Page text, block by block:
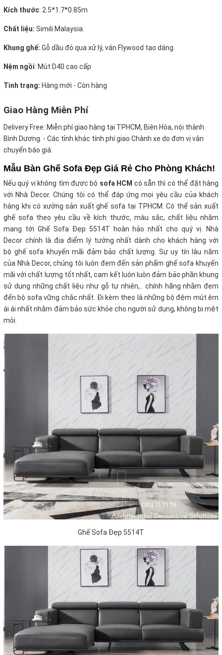
Kích thước: 2.5*1.7*0.85m
Chất liệu: Simili Malaysia.
Khung ghế: Gỗ dầu đỏ qua xử lý, ván Flywood tạo dáng.
Nệm ngồi: Mút D40 cao cấp
Tình trạng: Hàng mới - Còn hàng
Giao Hàng Miễn Phí
Delivery Free: Miễn phí giao hàng tại TPHCM, Biên Hòa, nội thành
Bình Dương. - Các tỉnh khác tính phí giao Chành xe do đơn vị vận
chuyển báo giá.
Mẫu Bàn Ghế Sofa Đẹp Giá Rẻ Cho Phòng Khách!
Nếu quý vị không tìm được bộ sofa HCM có sẵn thì có thể đặt hàng
với Nhà Decor. Chúng tôi có thể đáp ứng mọi yêu cầu của khách
hàng khi có xưởng sản xuất ghế sofa tại TPHCM. Có thể sản xuất
ghế sofa theo yêu cầu về kích thước, màu sắc, chất liệu nhằm
mang tới Ghế Sofa Đẹp 5514T hoàn hảo nhất cho quý vị. Nhà
Decor chính là địa điểm lý tưởng nhất dành cho khách hàng với
bộ ghế sofa khuyến mãi đảm bảo chất lượng. Sự uy tín lâu năm
của Nhà Decor, chúng tôi luôn đem đến sản phẩm ghế sofa khuyến
mãi với chất lượng tốt nhất, cam kết luôn luôn đảm bảo phần khung
sử dụng những chất liệu như gỗ tự nhiên,.. chính hãng nhằm đem
đến bộ sofa vững chắc nhất. Đi kèm theo là những bộ đệm mút êm
ái ái nhất nhằm đảm bảo sức khỏe cho người sử dụng, không bị mệt
mỏi.
Ghế Sofa Đẹp 5514T